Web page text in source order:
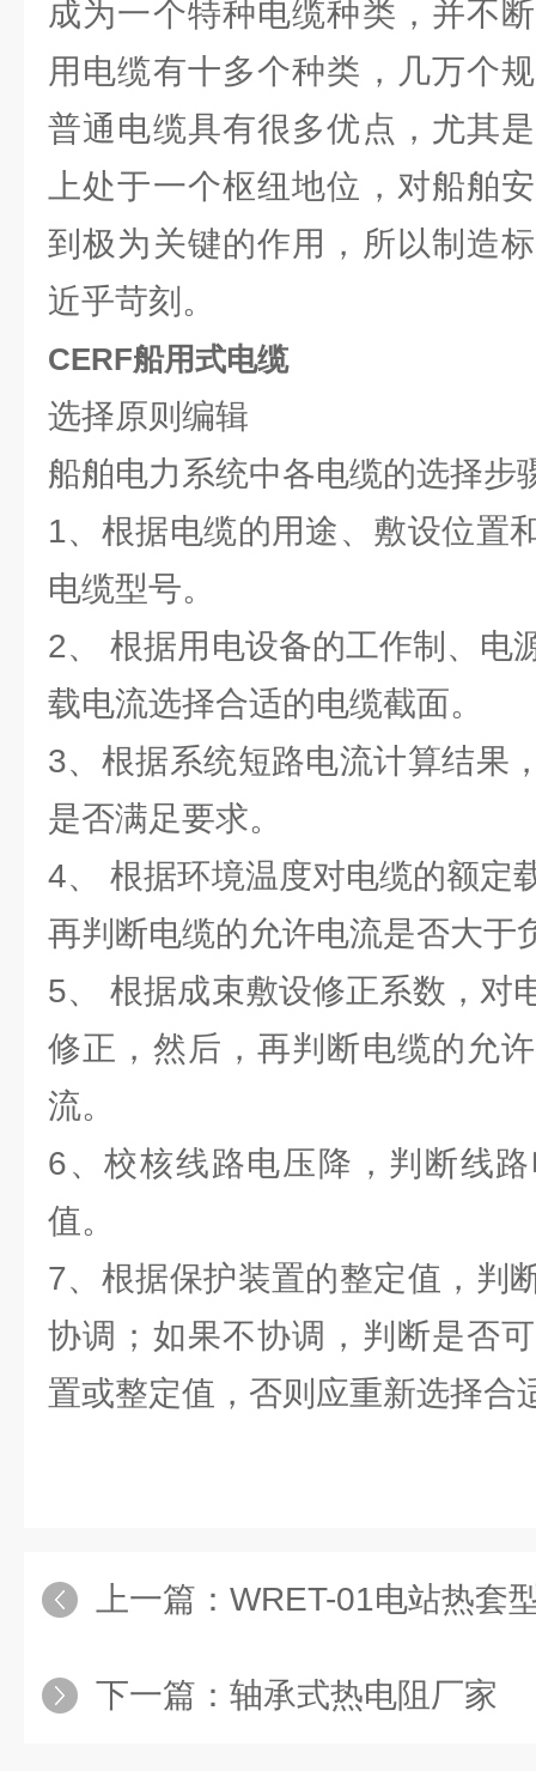
成为一个特种电缆种类，并不
用电缆有十多个种类，几万个
普通电缆具有很多优点，尤其
上处于一个枢纽地位，对船舶
到极为关键的作用，所以制造
近乎苛刻。
CERF船用式电缆
选择原则编辑
船舶电力系统中各电缆的选择步
1、根据电缆的用途、敷设位置
电缆型号。
2、 根据用电设备的工作制、电
载电流选择合适的电缆截面。
3、根据系统短路电流计算结果
是否满足要求。
4、 根据环境温度对电缆的额定
再判断电缆的允许电流是否大于
5、 根据成束敷设修正系数，对
修正，然后，再判断电缆的允
流。
6、校核线路电压降，判断线
值。
7、根据保护装置的整定值，判
协调；如果不协调，判断是否
置或整定值，否则应重新选择合
上一篇： WRET-01电站热套
下一篇： 轴承式热电阻厂家